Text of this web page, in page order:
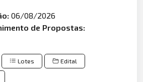
06/08/2026
de Propostas:
Lotes Edital